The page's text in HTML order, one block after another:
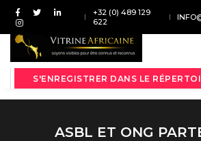
+32 (0) 489 129
622
S'ENREGISTRER DANS LE
ASBL ET ONG